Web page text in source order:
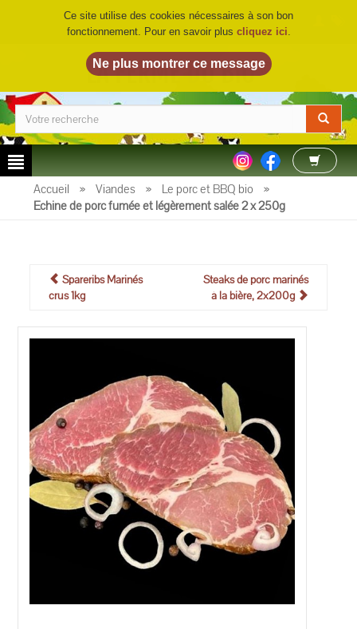
LA FERME DU BIO©
Accueil » Viandes » Le porc et BBQ bio
»
Echine de porc fumée et légèrement salée 2 x 250g
Spareribs Marinés
crus 1kg
Steaks de porc marinés
à la bière, 2x200g
Ce site utilise des cookies nécessaires à son bon
fonctionnement. Pour en savoir plus cliquez ici.